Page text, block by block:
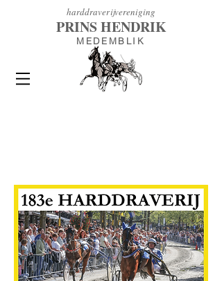
harddraverijvereniging
PRINS HENDRIK
MEDEMBLIK